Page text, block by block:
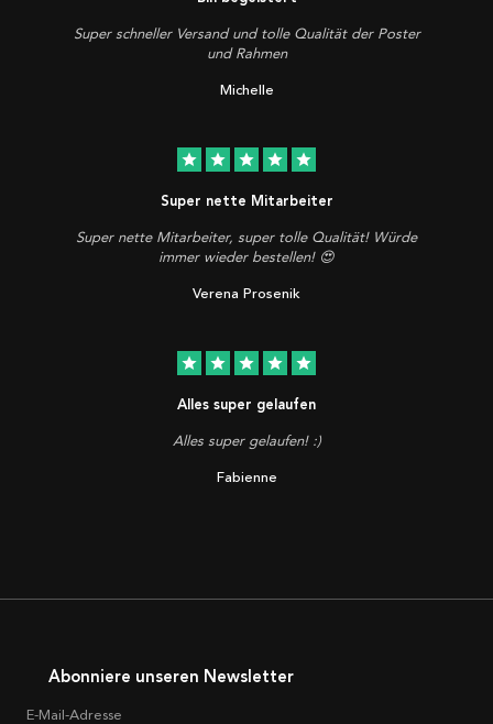
Super schneller Versand und tolle Qualität der Poster
und Rahmen
Michelle
star star star star star
Super nette Mitarbeiter
Super nette Mitarbeiter, super tolle Qualität! Würde
immer wieder bestellen! 😍
Verena Prosenik
star star star star star
Alles super gelaufen
Alles super gelaufen! :)
Fabienne
Abonniere unseren Newsletter
E-Mail-Adresse